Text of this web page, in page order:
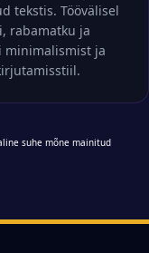
tekstis. Töövälisel
rabamatku ja
ja
suhe mõne mainitud